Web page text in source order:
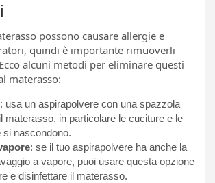
possono causare allergie e
quindi è importante rimuoverli
alcuni metodi per eliminare questi
materasso:
: usa un aspirapolvere con una spazzola
materasso, in particolare le cuciture e le
nascondono.
: se il tuo aspirapolvere ha anche la
a vapore, puoi usare questa opzione
e disinfettare il materasso.